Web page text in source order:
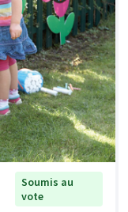
Soumis au
vote